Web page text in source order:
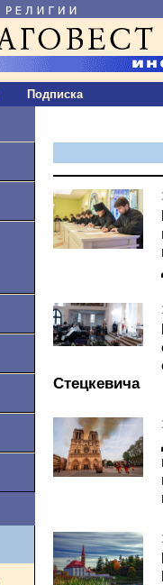
Подписка
Стецкевича